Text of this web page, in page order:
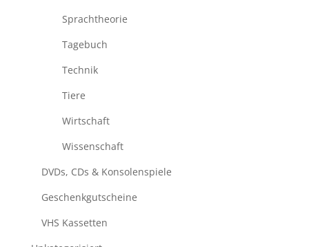
Sprachtheorie
Tagebuch
Technik
Tiere
Wirtschaft
Wissenschaft
DVDs, CDs & Konsolenspiele
Geschenkgutscheine
VHS Kassetten